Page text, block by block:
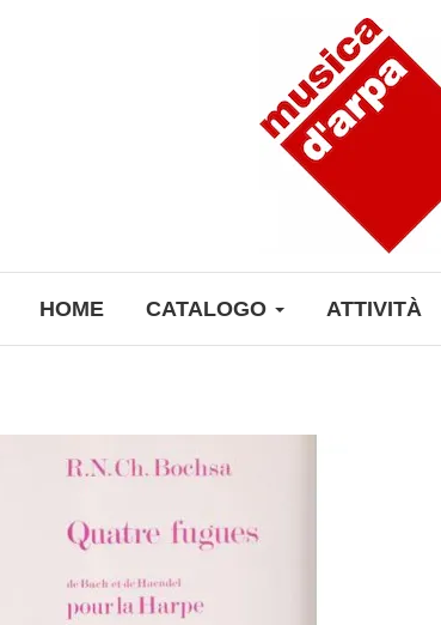
HOME CATALOGO ATTIVITÀ